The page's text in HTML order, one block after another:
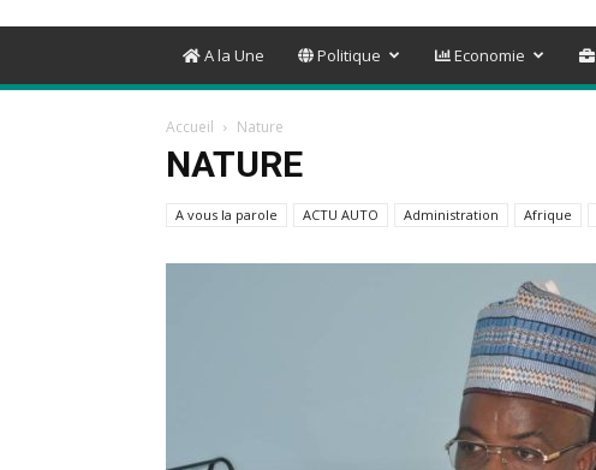
A la Une Politique Economie
Accueil Nature
NATURE
A vous la parole ACTU AUTO Administration Afrique